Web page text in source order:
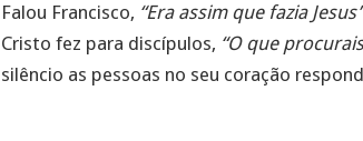
Falou Francisco, “Era assim que fazia Jesus”
Cristo fez para discípulos, “O que
silêncio as pessoas no seu coração